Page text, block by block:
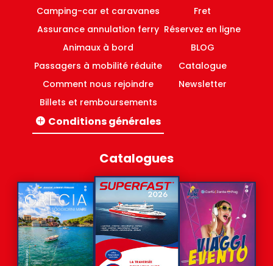
Camping-car et caravanes
Assurance annulation ferry
Animaux à bord
Passagers à mobilité réduite
Comment nous rejoindre
Billets et remboursements
Conditions générales
Lignes domestiques Grèce
Fret
Réservez en ligne
BLOG
Catalogue
Newsletter
Catalogues